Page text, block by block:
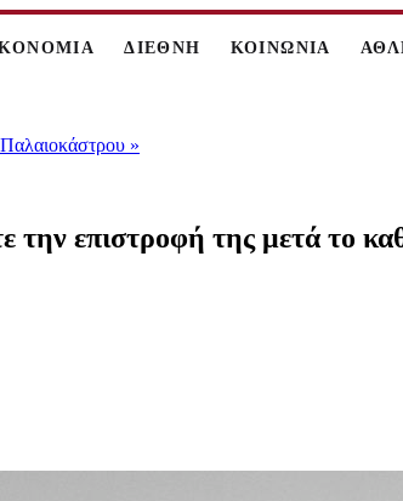
ΔΙΕΘΝΗ ΚΟΙΝΩΝΙΑ
»
την επιστροφή της μετά το